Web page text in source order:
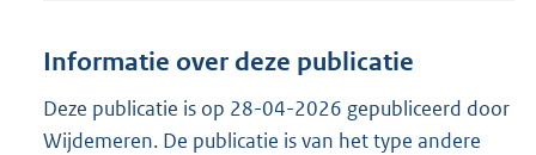
n
s
Informatie over deze publicatie
Deze publicatie is op 28-04-2026 gepubliceerd door
Wijdemeren. De publicatie is van het type andere